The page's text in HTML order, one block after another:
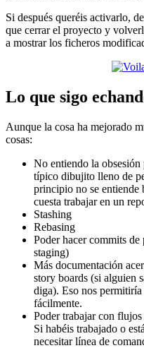
Si después queréis activarlo,
que cerrar el proyecto y
a mostrar los ficheros
Lo que sigo
Aunque la cosa ha mejorado
cosas:
No entiendo la
típico dibujito lleno de
principio no se entiende
cuesta trabajar en un
Stashing
Rebasing
Poder hacer commits
staging)
Más documentación
story boards (si alguien
diga). Eso nos
fácilmente.
Poder trabajar con
Si habéis trabajado o
necesitar línea de